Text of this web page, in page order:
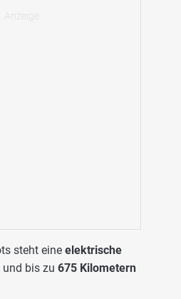
steht eine elektrische
und bis zu 675 Kilometern